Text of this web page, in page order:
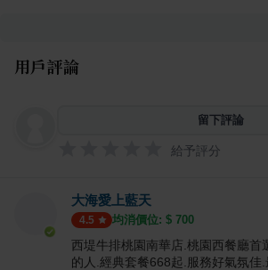
用戶評論
留下評論
給予評分
大海愛上藍天
4.5 均消價位: $ 700
西堤牛排桃園南華店.桃園西餐廳首
的人.經典套餐668起.服務好氣氛佳